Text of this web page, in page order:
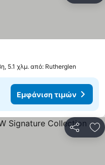
5.1 χλμ. από: Rutherglen
Εμφάνιση τιμών